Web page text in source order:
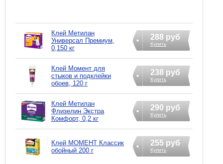
Клей Метилан
Универсал Премиум,
0,150 кг
288 руб
Купить
Клей Момент для
стыков и подклейки
обоев, 120 г
238 руб
Купить
Клей Метилан
Флизелин Экстра
Комфорт, 0,2 кг
290 руб
Купить
Клей МОМЕНТ Классик
обойный 200 г
255 руб
Купить